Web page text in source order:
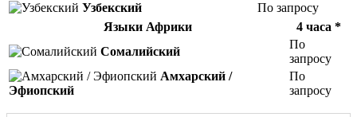
Узбекский
По запросу
Языки Африки
4 часа *
Сомалийский
По
запросу
Амхарский /
Эфиопский
По
запросу